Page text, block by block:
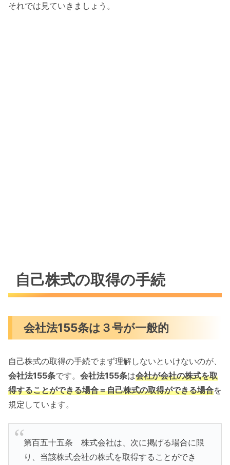
それでは見ていきましょう。
自己株式の取得の手続
会社法155条は３号が一般的
自己株式の取得の手続でまず理解しないといけないのが、
会社法155条です。 会社法155条は会社が会社の株式を取
得することができる場合＝自己株式の取得ができる場合を
規定しています。
第百五十五条 株式会社は、次に掲げる場合に限
り、当該株式会社の株式を取得することができ